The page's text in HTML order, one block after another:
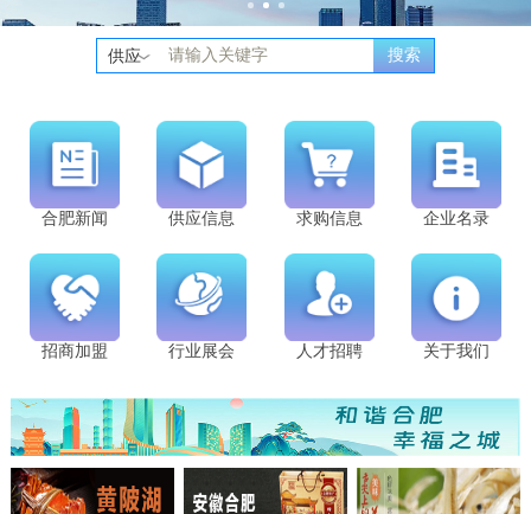
供应 搜索
合肥新闻 供应信息 求购信息 企业名录
招商加盟 行业展会 人才招聘 关于我们